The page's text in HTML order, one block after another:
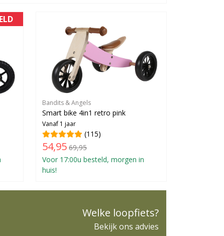
Bandits & Angels
Smart bike 4in1 retro pink
Vanaf 1 jaar
(115)
54,95 69,95
Voor 17:00u besteld, morgen in
huis!
Welke loopfiets?
Bekijk ons advies